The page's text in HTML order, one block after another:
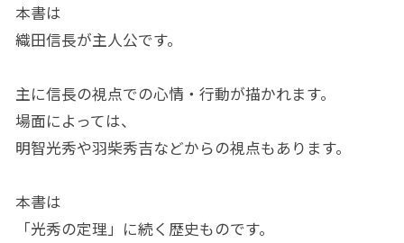
本書は
織田信長が主人公です。
主に信長の視点での心情・行動が描かれます。
場面によっては、
明智光秀や羽柴秀吉などからの視点もあります。
本書は
「光秀の定理」に続く歴史ものです。